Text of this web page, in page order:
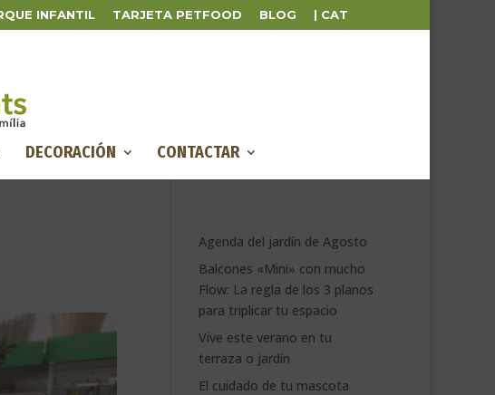
INFANTIL TARJETA PETFOOD BLOG | CAT
DECORACIÓN CONTACTAR
Agenda del jardín de Agosto
Balcones «Mini» con mucho
Flow: La regla de los 3 planos
para triplicar tu espacio
Vive este verano en tu
terraza o jardín
El cuidado de tu mascota